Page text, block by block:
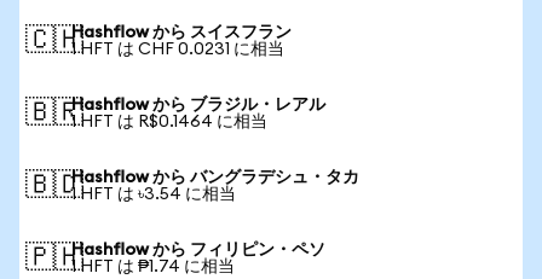
🇨🇭Hashflow から スイスフラン
1 HFT は CHF 0.0231 に相当
🇧🇷Hashflow から ブラジル・レアル
1 HFT は R$0.1464 に相当
🇧🇩Hashflow から バングラデシュ・タカ
1 HFT は ৳3.54 に相当
🇵🇭Hashflow から フィリピン・ペソ
1 HFT は ₱1.74 に相当